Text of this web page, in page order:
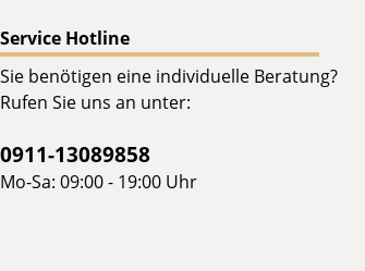
Service Hotline
Sie benötigen eine individuelle Beratung?
Rufen Sie uns an unter:
0911-13089858
Mo-Sa: 09:00 - 19:00 Uhr